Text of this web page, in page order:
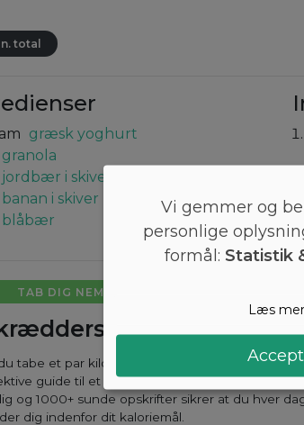
total
græsk yoghurt
granola
jordbær i skiver
banan i skiver
blåbær
TAB DIG NEMT
kostplan
tabe et par kilo? Med Arono får du den mest
guide til et vægttab. En kostplan
og 1000+ sunde opskrifter sikrer at du hver
dig indenfor dit kaloriemål.
Vi gemmer og
personlige
formål: Statistik
Læs